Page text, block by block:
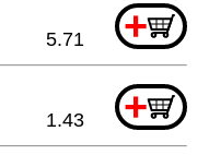
+
5.71
+
1.43